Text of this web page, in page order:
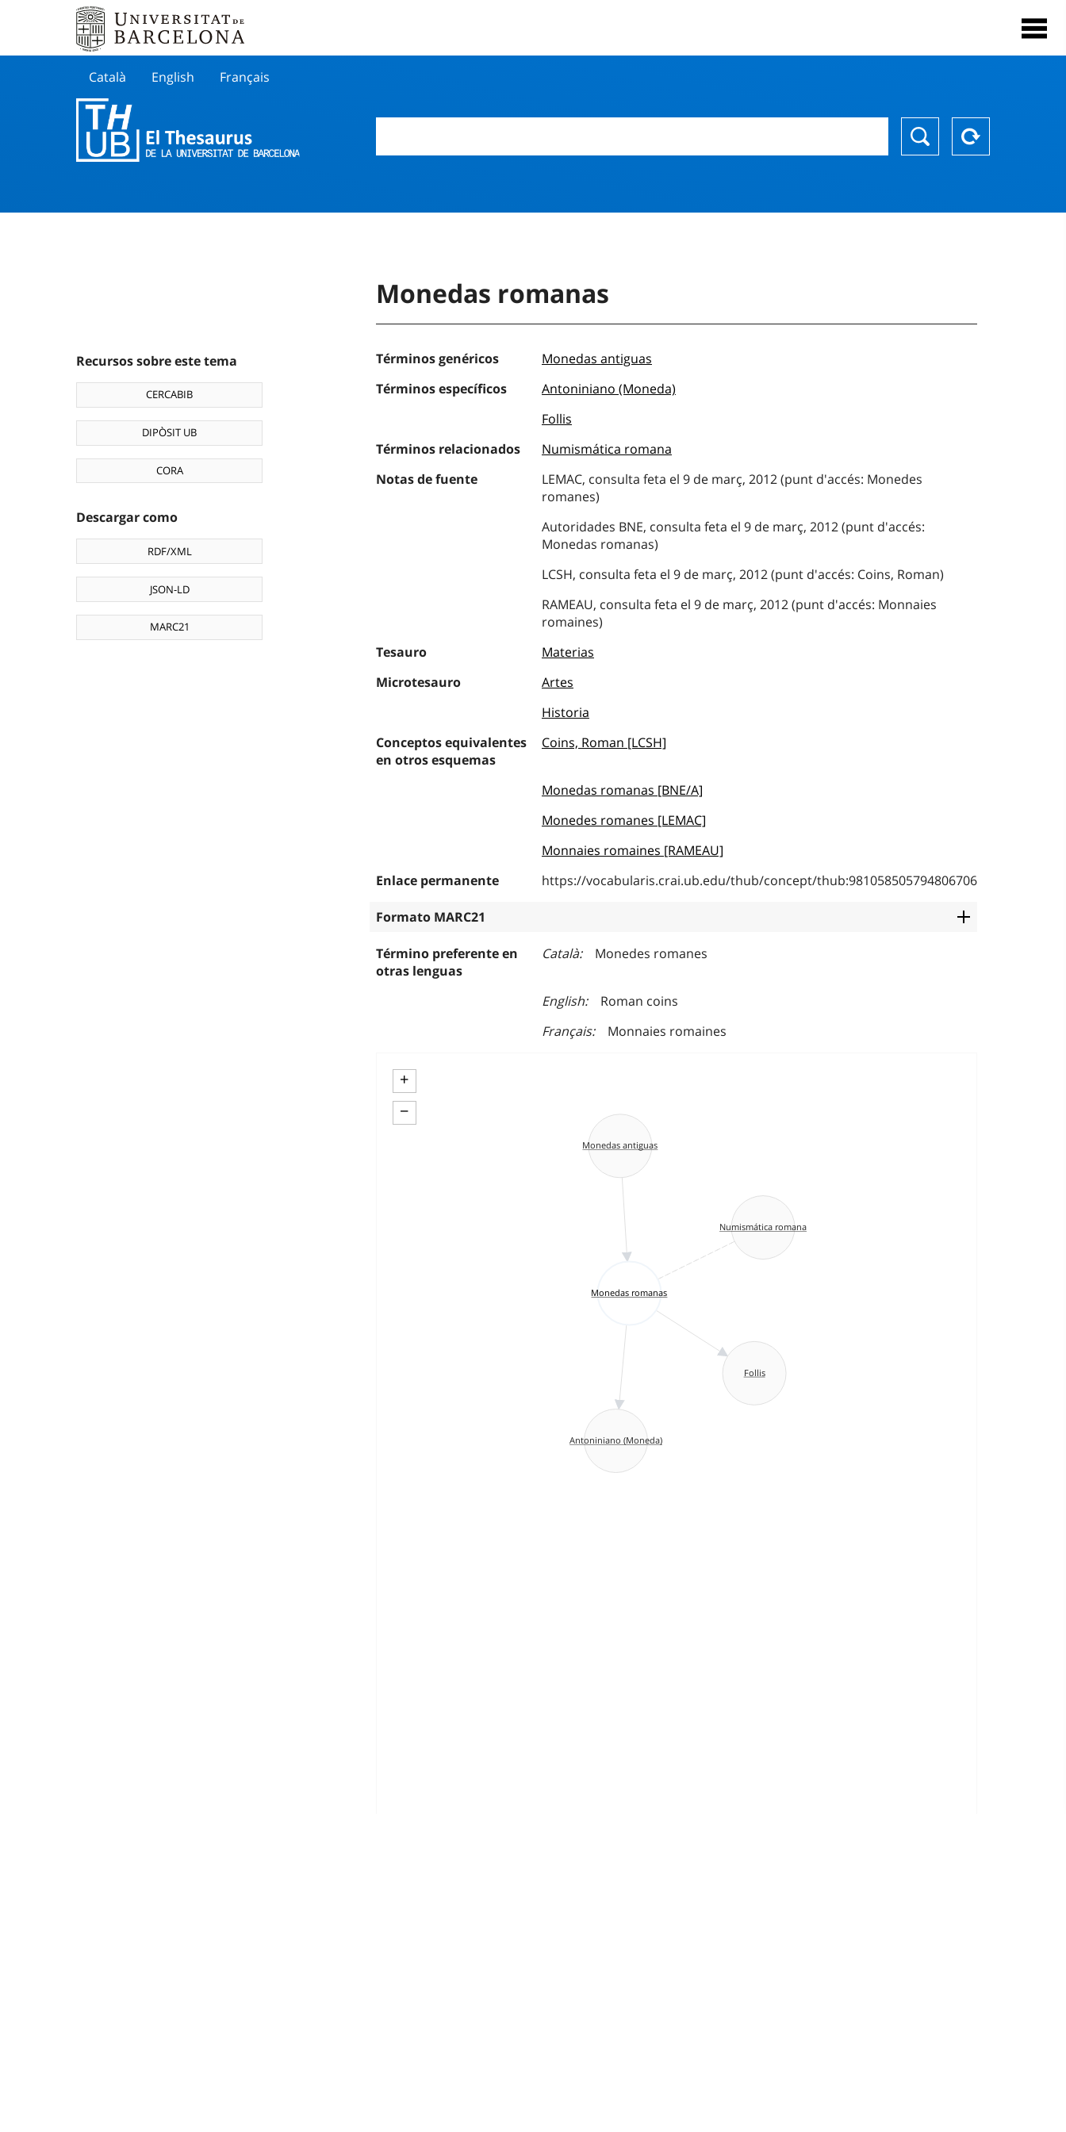
Català English Français
Recursos sobre este tema
CERCABIB
DIPÒSIT UB
CORA
Descargar como
RDF/XML
JSON-LD
MARC21
Monedas romanas
Términos genéricos
Monedas antiguas
Términos específicos
Antoniniano (Moneda)
Follis
Términos relacionados
Numismática romana
Notas de fuente
LEMAC, consulta feta el 9 de març, 2012 (punt d'accés: Monedes
romanes)
Autoridades BNE, consulta feta el 9 de març, 2012 (punt d'accés:
Monedas romanas)
LCSH, consulta feta el 9 de març, 2012 (punt d'accés: Coins, Roman)
RAMEAU, consulta feta el 9 de març, 2012 (punt d'accés: Monnaies
romaines)
Tesauro
Materias
Microtesauro
Artes
Historia
Conceptos equivalentes
en otros esquemas
Coins, Roman [LCSH]
Monedas romanas [BNE/A]
Monedes romanes [LEMAC]
Monnaies romaines [RAMEAU]
Enlace permanente
https://vocabularis.crai.ub.edu/thub/concept/thub:981058505794806706
Formato MARC21
Término preferente en
otras lenguas
Català Monedes romanes
English
Roman coins
Français
Monnaies romaines
+
−
Numismática romana
Antoniniano (Moneda)
Monedas antiguas
Follis
Monedas romanas